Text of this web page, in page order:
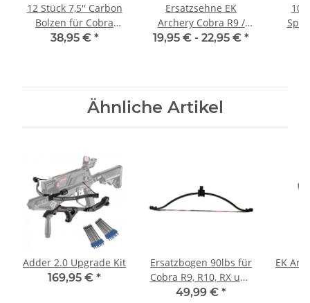
12 Stück 7,5'' Carbon
Bolzen für Cobra
Adder und Cobra
38,95 € *
Ersatzsehne EK
Archery Cobra R9 /
Adder
19,95 € - 22,95 € *
10
Ähnliche Artikel
Adder 2.0 Upgrade Kit
169,95 € *
Ersatzbogen 90lbs für
Cobra R9, R10, RX und
Adder
49,99 € *
EK